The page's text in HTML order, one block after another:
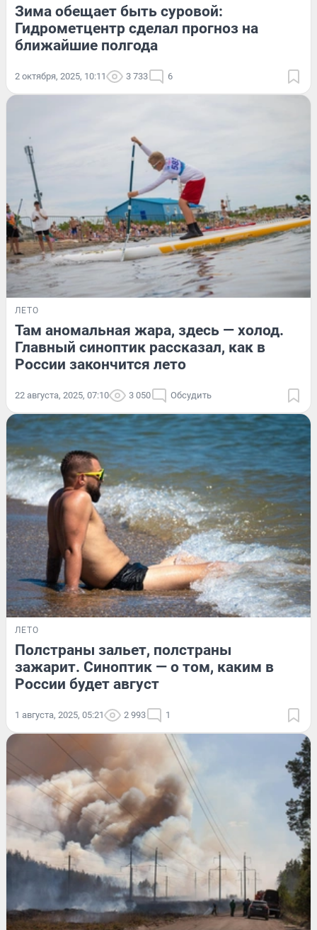
Зима обещает быть суровой:
Гидрометцентр сделал прогноз на
ближайшие полгода
2 октября, 2025, 10:11 3 733 6
ЛЕТО
Там аномальная жара, здесь — холод.
Главный синоптик рассказал, как в
России закончится лето
22 августа, 2025, 07:10 3 050 Обсудить
ЛЕТО
Полстраны зальет, полстраны
зажарит. Синоптик — о том, каким в
России будет август
1 августа, 2025, 05:21 2 993 1